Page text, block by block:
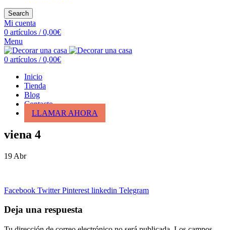
Search
Mi cuenta
0 artículos / 0,00€
Menu
0 artículos / 0,00€
Inicio
Tienda
Blog
Contacto
LLAMAR AHORA
viena 4
19 Abr
Facebook Twitter Pinterest linkedin Telegram
Deja una respuesta